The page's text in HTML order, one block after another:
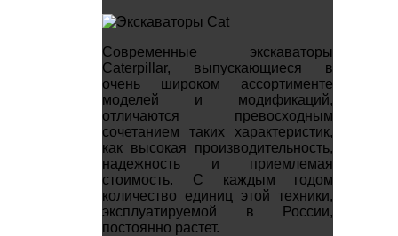
Современные экскаваторы
Caterpillar, выпускающиеся в
очень широком ассортименте
моделей и модификаций,
отличаются превосходным
сочетанием таких характеристик,
как высокая производительность,
надежность и приемлемая
стоимость. С каждым годом
количество единиц этой техники,
эксплуатируемой в России,
постоянно растет.